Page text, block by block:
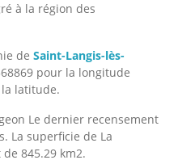
à la région des
de Saint-Langis-lès-
pour la longitude
la latitude.
Le dernier recensement
La superficie de La
845.29 km2.